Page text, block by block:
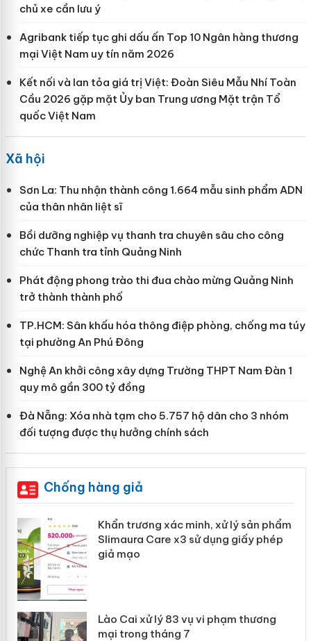
chủ xe cần lưu ý
Agribank tiếp tục ghi dấu ấn Top 10 Ngân hàng thương
mại Việt Nam uy tín năm 2026
Kết nối và lan tỏa giá trị Việt: Đoàn Siêu Mẫu Nhí Toàn
Cầu 2026 gặp mặt Ủy ban Trung ương Mặt trận Tổ
quốc Việt Nam
Xã hội
Sơn La: Thu nhận thành công 1.664 mẫu sinh phẩm ADN
của thân nhân liệt sĩ
Bồi dưỡng nghiệp vụ thanh tra chuyên sâu cho công
chức Thanh tra tỉnh Quảng Ninh
Phát động phong trào thi đua chào mừng Quảng Ninh
trở thành thành phố
TP.HCM: Sân khấu hóa thông điệp phòng, chống ma túy
tại phường An Phú Đông
Nghệ An khởi công xây dựng Trường THPT Nam Đàn 1
quy mô gần 300 tỷ đồng
Đà Nẵng: Xóa nhà tạm cho 5.757 hộ dân cho 3 nhóm
đối tượng được thụ hưởng chính sách
Chống hàng giả
Khẩn trương xác minh, xử lý sản phẩm
Slimaura Care x3 sử dụng giấy phép
giả mạo
Lào Cai xử lý 83 vụ vi phạm thương
mại trong tháng 7